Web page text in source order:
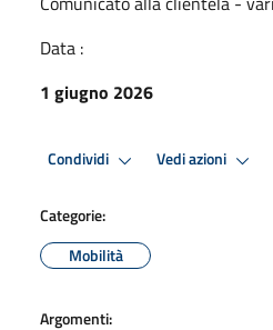
Data :
1 giugno 2026
Condividi Vedi azioni
Categorie:
Mobilità
Argomenti: